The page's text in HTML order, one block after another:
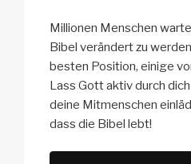
Millionen Menschen
Bibel verändert zu
besten Position, einige
Lass Gott aktiv durch
deine Mitmenschen
dass die Bibel lebt!